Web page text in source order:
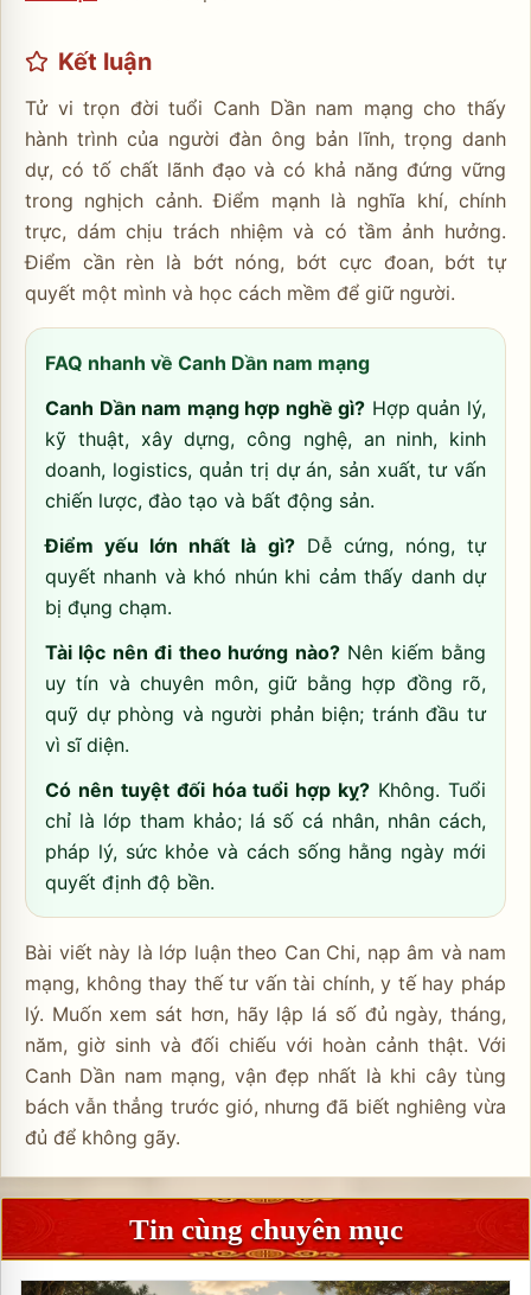
Kết luận
Tử vi trọn đời tuổi Canh Dần nam mạng cho thấy
hành trình của người đàn ông bản lĩnh, trọng danh
dự, có tố chất lãnh đạo và có khả năng đứng vững
trong nghịch cảnh. Điểm mạnh là nghĩa khí, chính
trực, dám chịu trách nhiệm và có tầm ảnh hưởng.
Điểm cần rèn là bớt nóng, bớt cực đoan, bớt tự
quyết một mình và học cách mềm để giữ người.
FAQ nhanh về Canh Dần nam mạng
Canh Dần nam mạng hợp nghề gì? Hợp quản lý,
kỹ thuật, xây dựng, công nghệ, an ninh, kinh
doanh, logistics, quản trị dự án, sản xuất, tư vấn
chiến lược, đào tạo và bất động sản.
Điểm yếu lớn nhất là gì?Dễ cứng, nóng, tự
quyết nhanh và khó nhún khi cảm thấy danh dự
bị đụng chạm.
Tài lộc nên đi theo hướng nào?Nên kiếm bằng
uy tín và chuyên môn, giữ bằng hợp đồng rõ,
quỹ dự phòng và người phản biện; tránh đầu tư
vì sĩ diện.
Có nên tuyệt đối hóa tuổi hợp kỵ? Không. Tuổi
chỉ là lớp tham khảo; lá số cá nhân, nhân cách,
pháp lý, sức khỏe và cách sống hằng ngày mới
quyết định độ bền.
Bài viết này là lớp luận theo Can Chi, nạp âm và nam
mạng, không thay thế tư vấn tài chính, y tế hay pháp
lý. Muốn xem sát hơn, hãy lập lá số đủ ngày, tháng,
năm, giờ sinh và đối chiếu với hoàn cảnh thật. Với
Canh Dần nam mạng, vận đẹp nhất là khi cây tùng
bách vẫn thẳng trước gió, nhưng đã biết nghiêng vừa
đủ để không gãy.
Tin cùng chuyên mục